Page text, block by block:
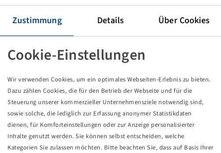
Zustimmung Details Über Cookies
Cookie-Einstellungen
Wir verwenden Cookies, um ein optimales Webseiten-Erlebnis zu bieten.
Dazu zählen Cookies, die für den Betrieb der Webseite und für die
Steuerung unserer kommerzieller Unternehmensziele notwendig sind,
sowie solche, die lediglich zur Erfassung anonymer Statistikdaten
dienen, für Komforteinstellungen oder zur Anzeige personalisierter
Inhalte genutzt werden. Sie können selbst entscheiden, welche
Kategorien Sie zulassen möchten. Bitte beachten Sie, dass auf Basis Ihrer
Diverse
RING M 16 ZN
DIN 125
Price and stock visible afterLogin